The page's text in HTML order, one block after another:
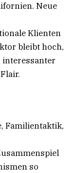
Neue
Klienten
bleibt hoch,
interessanter
Familientaktik,
so